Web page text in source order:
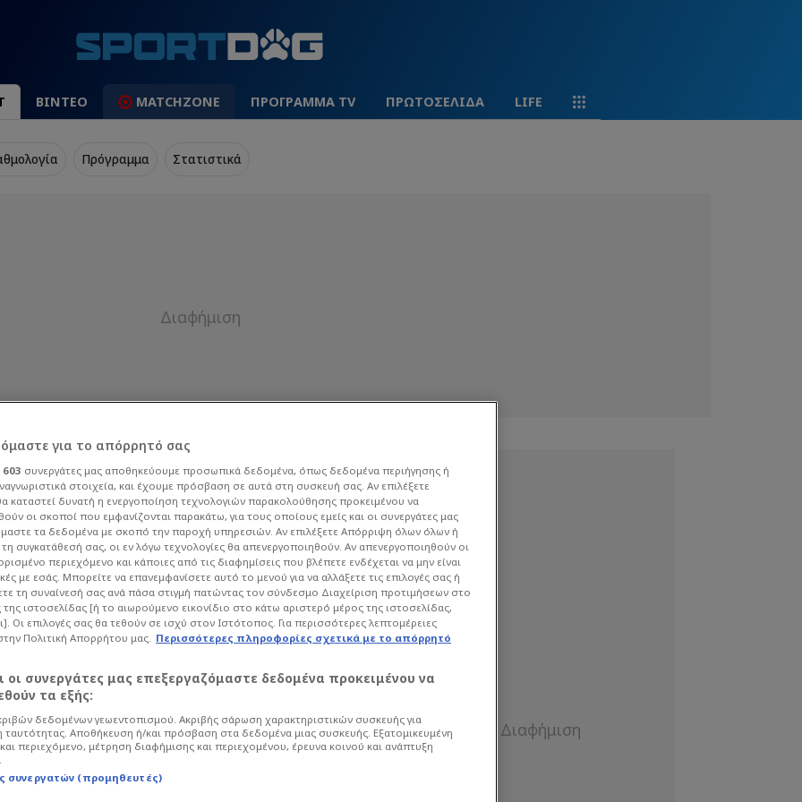
ΒΙΝΤΕΟ MATCHZONE ΠΡΟΓΡΑΜΜΑ TV ΠΡΩΤΟΣΕΛΙΔΑ LIFE
Πρόγραμμα Στατιστικά
-
Euroleague
θέση στα social media και δεν
για τον Παναθηναϊκό, δίνοντας το
για το απόρρητό σας
603 συνεργάτες μας αποθηκεύουμε προσωπικά δεδομένα, όπως δεδομένα περιήγησης ή
στοιχεία, και έχουμε πρόσβαση σε αυτά στη συσκευή σας. Αν επιλέξετε
καταστεί δυνατή η ενεργοποίηση τεχνολογιών παρακολούθησης προκειμένου να
οι σκοποί που εμφανίζονται παρακάτω, για τους οποίους εμείς και οι συνεργάτες μας
τα δεδομένα με σκοπό την παροχή υπηρεσιών. Αν επιλέξετε Απόρριψη όλων όλων ή
συγκατάθεσή σας, οι εν λόγω τεχνολογίες θα απενεργοποιηθούν. Αν απενεργοποιηθούν οι
περιεχόμενο και κάποιες από τις διαφημίσεις που βλέπετε ενδέχεται να μην είναι
με εσάς. Μπορείτε να επανεμφανίσετε αυτό το μενού για να αλλάξετε τις επιλογές σας ή
τη συναίνεσή σας ανά πάσα στιγμή πατώντας τον σύνδεσμο Διαχείριση προτιμήσεων στο
ιστοσελίδας [ή το αιωρούμενο εικονίδιο στο κάτω αριστερό μέρος της ιστοσελίδας,
Οι επιλογές σας θα τεθούν σε ισχύ στον Ιστότοπος. Για περισσότερες λεπτομέρειες
Πολιτική Απορρήτου μας. Περισσότερες πληροφορίες σχετικά με το απόρρητό
οι συνεργάτες μας επεξεργαζόμαστε δεδομένα προκειμένου να
τα εξής:
δεδομένων γεωεντοπισμού. Ακριβής σάρωση χαρακτηριστικών συσκευής για
ταυτότητας. Αποθήκευση ή/και πρόσβαση στα δεδομένα μιας συσκευής. Εξατομικευμένη
περιεχόμενο, μέτρηση διαφήμισης και περιεχομένου, έρευνα κοινού και ανάπτυξη
συνεργατών (προμηθευτές)